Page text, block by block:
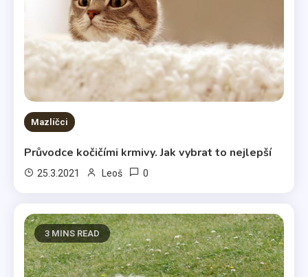
Mazlíčci
Průvodce kočičími krmivy. Jak vybrat to nejlepší
25.3.2021 Leoš 0
3 MINS READ